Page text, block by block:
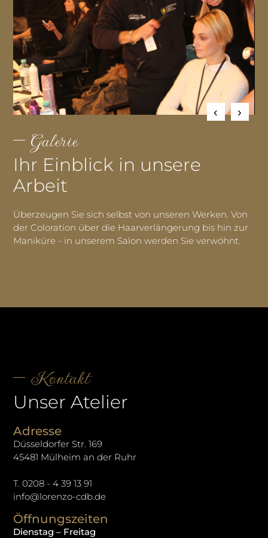
Galerie
Ihr Einblick in unsere
Arbeit
Überzeugen Sie sich selbst von unseren Werken. Von
der Coloration über die Haarverlängerung bis hin zur
Maniküre - in unserem Salon werden Sie verwöhnt.
Kontakt
Unser Atelier
Adresse
Düsseldorfer Str. 169
45481 Mülheim an der Ruhr
T. 0208 - 4 39 13 91
info@lorenzo-cdb.de
Öffnungszeiten
Dienstag – Freitag